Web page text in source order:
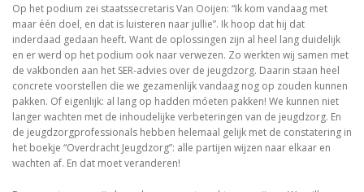
Op het podium zei staatssecretaris Van Ooijen: “Ik kom vandaag met
maar één doel, en dat is luisteren naar jullie”. Ik hoop dat hij dat
inderdaad gedaan heeft. Want de oplossingen zijn al heel lang duidelijk
en er werd op het podium ook naar verwezen. Zo werkten wij samen met
de vakbonden aan het SER-advies over de jeugdzorg. Daarin staan heel
concrete voorstellen die we gezamenlijk vandaag nog op zouden kunnen
pakken. Of eigenlijk: al lang op hadden móeten pakken! We kunnen niet
langer wachten met de inhoudelijke verbeteringen van de jeugdzorg. En
de jeugdzorgprofessionals hebben helemaal gelijk met de constatering in
het boekje “Overdracht Jeugdzorg”: alle partijen wijzen naar elkaar en
wachten af. En dat moet veranderen!